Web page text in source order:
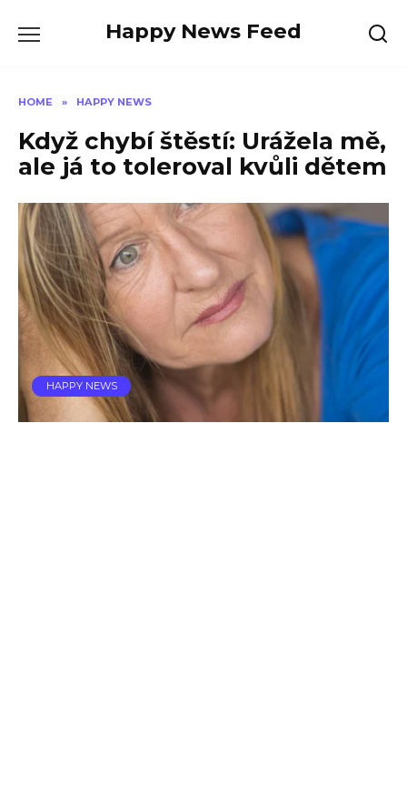
Happy News Feed
HOME » HAPPY NEWS
Když chybí štěstí: Urážela mě,
ale já to toleroval kvůli dětem
HAPPY NEWS